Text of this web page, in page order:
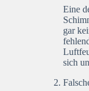
Eine
gar
sich